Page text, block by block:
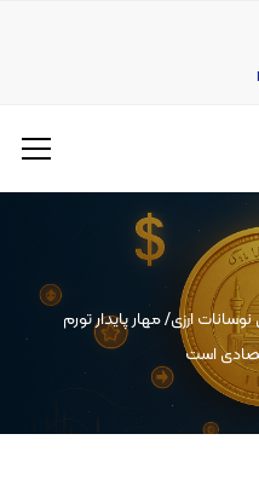
ارزی/ مهار پایدار تورم
است